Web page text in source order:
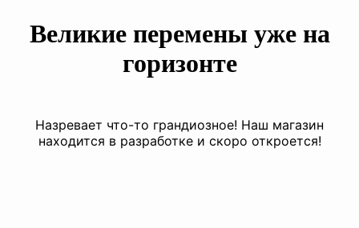
Великие перемены уже на
горизонте
Назревает что-то грандиозное! Наш магазин
находится в разработке и скоро откроется!